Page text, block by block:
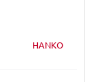
HANKO